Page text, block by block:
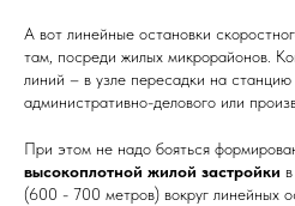
А вот линейные остановки
там, посреди жилых микрорайонов.
линий – в узле пересадки на
административно-делового или
При этом не надо бояться
высокоплотной жилой застройки
(600 - 700 метров) вокруг линейных